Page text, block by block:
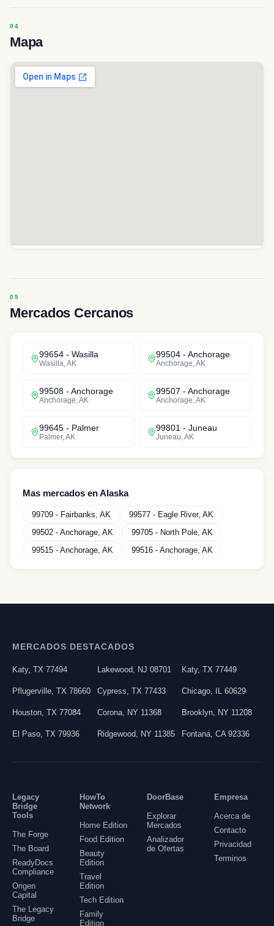
Mapa
Mercados Cercanos
99654 - Wasilla
Wasilla AK
99504 - Anchorage
Anchorage AK
99508 - Anchorage
Anchorage AK
99507 - Anchorage
Anchorage AK
99645 - Palmer
Palmer, AK
99801 - Juneau
Juneau AK
Mas mercados enAlaska
99709 - Fairbanks AK 99577 - Eagle River, AK
99502 - Anchorage AK 99705 - North Pole AK
99515 - Anchorage AK 99516 - Anchorage AK
MERCADOS DESTACADOS
Katy, TX 77494 Lakewood, NJ 08701 Katy,TX 77449
Pflugerville TX 78660 Cypress TX 77433 Chicago IL 60629
Houston TX 77084 Corona, NY 11368 Brooklyn NY 11208
El Paso TX 79936 Ridgewood, NY 11385 Fontana ,CA 92336
Legacy
Bridge
Tools
The Forge
The Board
ReadyDocs
Compliance
Origen
Capital
The Legacy
Bridge
HowTo
Network
Home Edition
Food Edition
Beauty
Edition
Travel
Edition
Tech Edition
Family
Edition
DoorBase
Explorar
Mercados
Analizador
de Ofertas
Empresa
Acerca de
Contacto
Privacidad
Terminos